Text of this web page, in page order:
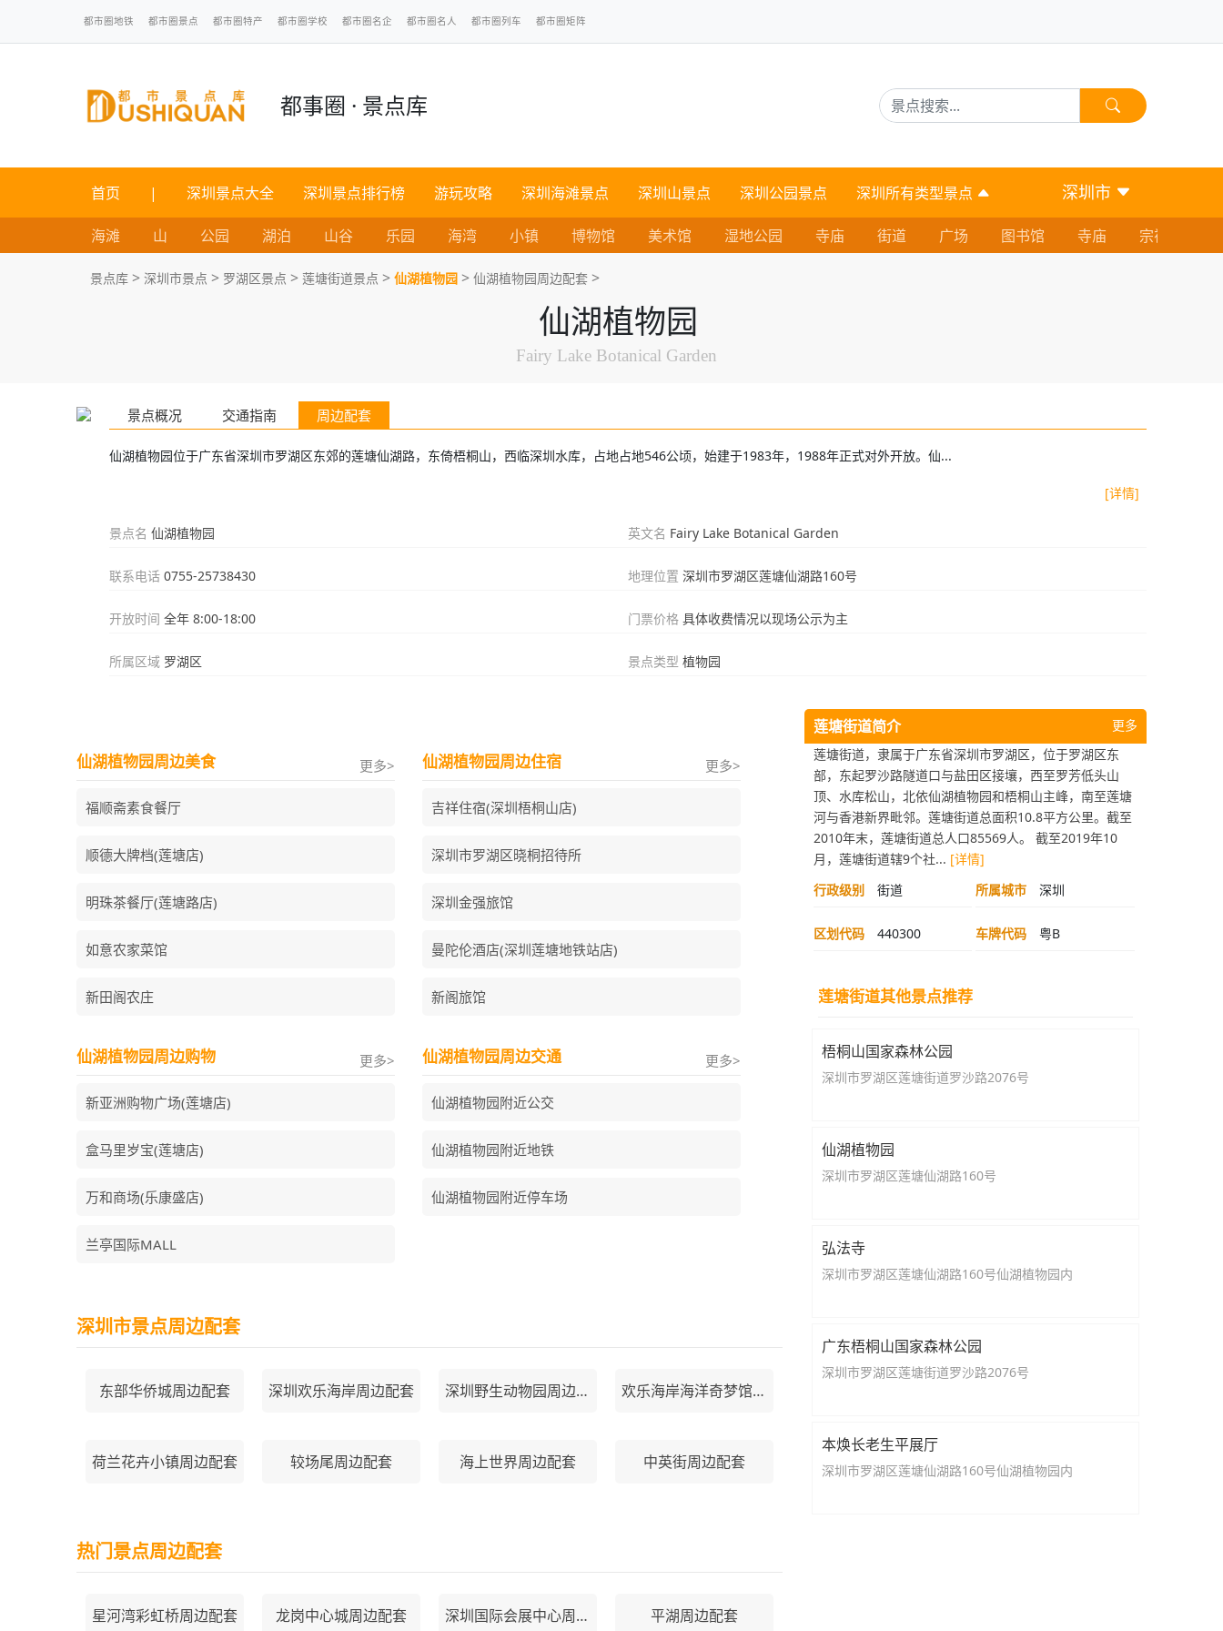
都市圈地铁 都市圈景点 都市圈特产 都市圈学校 都市圈名企 都市圈名人 都市圈列车 都市圈矩阵
都事圈 · 景点库
首页 | 深圳景点大全 深圳景点排行榜 游玩攻略 深圳海滩景点 深圳山景点 深圳公园景点 深圳所有类型景点 深圳市
海滩 山 公园 湖泊 山谷 乐园 海湾 小镇 博物馆 美术馆 湿地公园 寺庙 街道 广场 图书馆 寺庙 宗祠
景点库 > 深圳市景点 > 罗湖区景点 > 莲塘街道景点 > 仙湖植物园 > 仙湖植物园周边配套 >
仙湖植物园
Fairy Lake Botanical Garden
景点概况 交通指南 周边配套
仙湖植物园位于广东省深圳市罗湖区东郊的莲塘仙湖路，东倚梧桐山，西临深圳水库，占地占地546公顷，始建于1983年，1988年正式对外开放。仙...
[详情]
景点名 仙湖植物园 英文名 Fairy Lake Botanical Garden
联系电话 0755-25738430 地理位置 深圳市罗湖区莲塘仙湖路160号
开放时间 全年 8:00-18:00 门票价格 具体收费情况以现场公示为主
所属区域 罗湖区 景点类型 植物园
仙湖植物园周边美食 更多>
福顺斋素食餐厅
顺德大牌档(莲塘店)
明珠茶餐厅(莲塘路店)
如意农家菜馆
新田阁农庄
仙湖植物园周边住宿 更多>
吉祥住宿(深圳梧桐山店)
深圳市罗湖区晓桐招待所
深圳金强旅馆
曼陀伦酒店(深圳莲塘地铁站店)
新阁旅馆
仙湖植物园周边购物 更多>
新亚洲购物广场(莲塘店)
盒马里岁宝(莲塘店)
万和商场(乐康盛店)
兰亭国际MALL
仙湖植物园周边交通 更多>
仙湖植物园附近公交
仙湖植物园附近地铁
仙湖植物园附近停车场
深圳市景点周边配套
东部华侨城周边配套 深圳欢乐海岸周边配套 深圳野生动物园周边配套 欢乐海岸海洋奇梦馆周边配套
荷兰花卉小镇周边配套 较场尾周边配套 海上世界周边配套 中英街周边配套
热门景点周边配套
星河湾彩虹桥周边配套 龙岗中心城周边配套 深圳国际会展中心周边配套 平湖周边配套
莲塘街道简介
更多
莲塘街道，隶属于广东省深圳市罗湖区，位于罗湖区东
部，东起罗沙路隧道口与盐田区接壤，西至罗芳低头山
顶、水库松山，北依仙湖植物园和梧桐山主峰，南至莲塘
河与香港新界毗邻。莲塘街道总面积10.8平方公里。截至
2010年末，莲塘街道总人口85569人。 截至2019年10
月，莲塘街道辖9个社... [详情]
行政级别
街道 所属城市 深圳
区划代码 440300 车牌代码 粤B
莲塘街道其他景点推荐
梧桐山国家森林公园
深圳市罗湖区莲塘街道罗沙路2076号
仙湖植物园
深圳市罗湖区莲塘仙湖路160号
弘法寺
深圳市罗湖区莲塘仙湖路160号仙湖植物园内
广东梧桐山国家森林公园
深圳市罗湖区莲塘街道罗沙路2076号
本焕长老生平展厅
深圳市罗湖区莲塘仙湖路160号仙湖植物园内